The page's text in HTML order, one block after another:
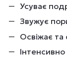
Усуває
Звужує
Освіжає